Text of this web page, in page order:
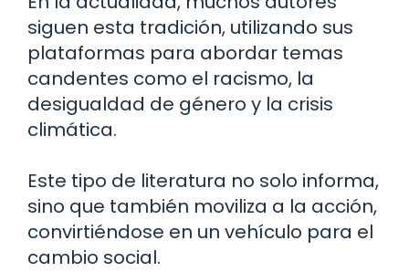
siguen esta tradición, utilizando sus
plataformas para abordar temas
candentes como el racismo, la
desigualdad de género y la crisis
climática.
Este tipo de literatura no solo informa,
sino que también moviliza a la acción,
convirtiéndose en un vehículo para el
cambio social.